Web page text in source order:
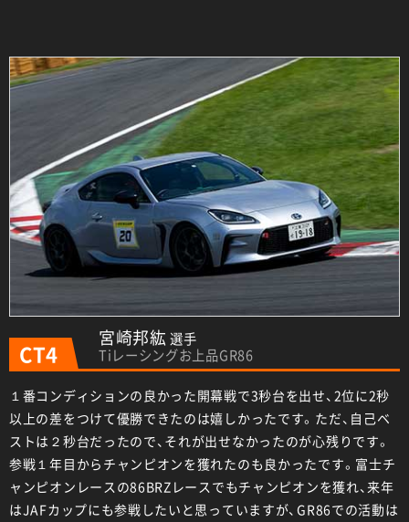
CT4
宮崎邦紘 選手
Tiレーシングお上品GR86
１番コンディションの良かった開幕戦で3秒台を出せ、2位に2秒
以上の差をつけて優勝できたのは嬉しかったです。ただ、自己ベ
ストは２秒台だったので、それが出せなかったのが心残りです。
参戦１年目からチャンピオンを獲れたのも良かったです。富士チ
ャンピオンレースの86BRZレースでもチャンピオンを獲れ、来年
はJAFカップにも参戦したいと思っていますが、GR86での活動は